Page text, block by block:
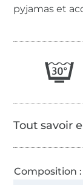
pyjamas et
Tout savoir
Composition :